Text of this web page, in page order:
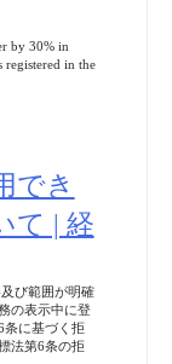
by 30% in
in the
でき
て | 経
び範囲が明確
の表示中に登
条に基づく拒
法第6条の拒